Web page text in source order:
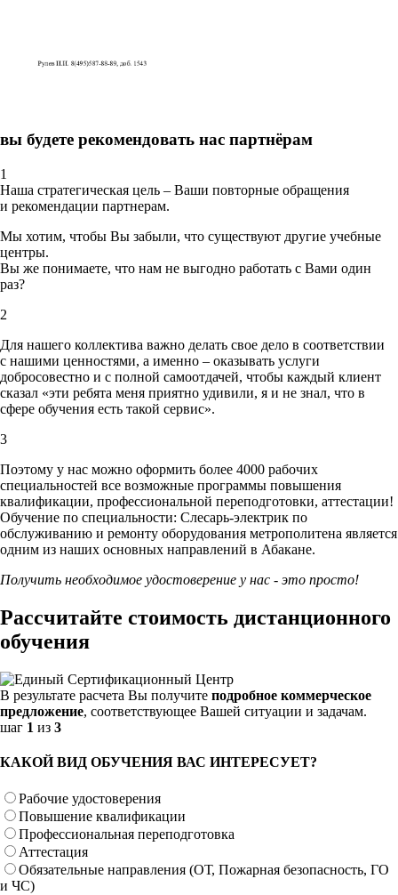
вы будете рекомендовать нас партнёрам
1
Наша стратегическая цель – Ваши повторные обращения
и рекомендации партнерам.
Мы хотим, чтобы Вы забыли, что существуют другие учебные
центры.
Вы же понимаете, что нам не выгодно работать с Вами один
раз?
2
Для нашего коллектива важно делать свое дело в соответствии
с нашими ценностями, а именно – оказывать услуги
добросовестно и с полной самоотдачей, чтобы каждый клиент
сказал «эти ребята меня приятно удивили, я и не знал, что в
сфере обучения есть такой сервис».
3
Поэтому у нас можно оформить более 4000 рабочих
специальностей все возможные программы повышения
квалификации, профессиональной переподготовки, аттестации!
Обучение по специальности: Слесарь-электрик по
обслуживанию и ремонту оборудования метрополитена является
одним из наших основных направлений в Абакане.
Получить необходимое удостоверение у нас - это просто!
Рассчитайте стоимость дистанционного
обучения
В результате расчета Вы получите подробное коммерческое
предложение, соответствующее Вашей ситуации и задачам.
шаг 1 из 3
КАКОЙ ВИД ОБУЧЕНИЯ ВАС ИНТЕРЕСУЕТ?
Рабочие удостоверения
Повышение квалификации
Профессиональная переподготовка
Аттестация
Обязательные направления (ОТ, Пожарная безопасность, ГО
и ЧС)